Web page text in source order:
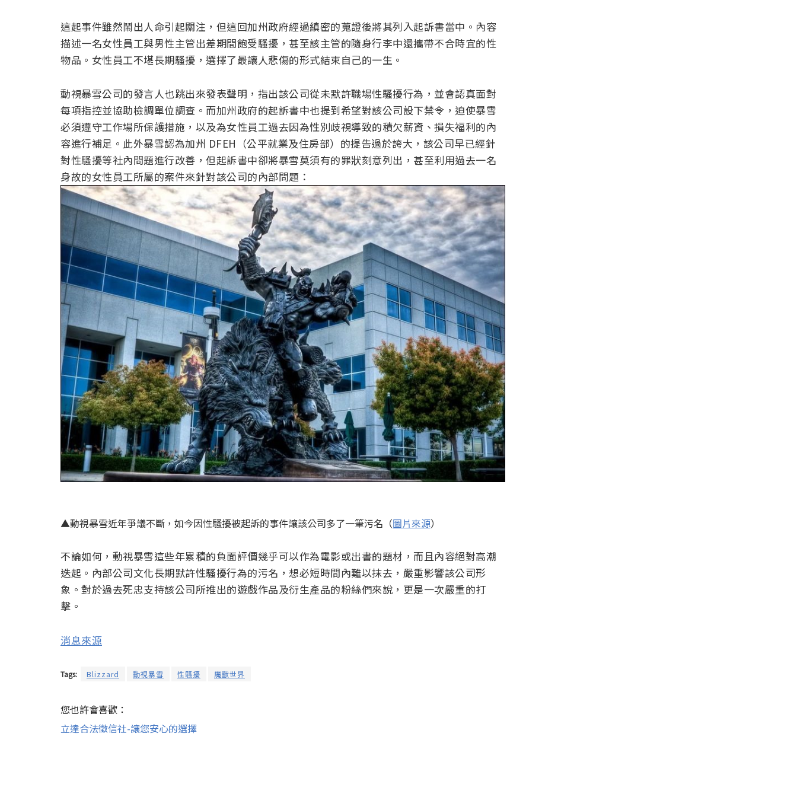
這起事件雖然鬧出人命引起關注，但這回加州政府經過縝密的蒐證後將其列入起訴書當中。內容
描述一名女性員工與男性主管出差期間飽受騷擾，甚至該主管的隨身行李中還攜帶不合時宜的性
物品。女性員工不堪長期騷擾，選擇了最讓人悲傷的形式結束自己的一生。
動視暴雪公司的發言人也跳出來發表聲明，指出該公司從未默許職場性騷擾行為，並會認真面對
每項指控並協助檢調單位調查。而加州政府的起訴書中也提到希望對該公司設下禁令，迫使暴雪
必須遵守工作場所保護措施，以及為女性員工過去因為性別歧視導致的積欠薪資、損失福利的內
容進行補足。此外暴雪認為加州 DFEH（公平就業及住房部）的提告過於誇大，該公司早已經針
對性騷擾等社內問題進行改善，但起訴書中卻將暴雪莫須有的罪狀刻意列出，甚至利用過去一名
身故的女性員工所屬的案件來針對該公司的內部問題：
▲動視暴雪近年爭議不斷，如今因性騷擾被起訴的事件讓該公司多了一筆污名（圖片來源）
不論如何，動視暴雪這些年累積的負面評價幾乎可以作為電影或出書的題材，而且內容絕對高潮
迭起。內部公司文化長期默許性騷擾行為的污名，想必短時間內難以抹去，嚴重影響該公司形
象。對於過去死忠支持該公司所推出的遊戲作品及衍生產品的粉絲們來說，更是一次嚴重的打
擊。
消息來源
Tags: Blizzard 動視暴雪 性騷擾 魔獸世界
您也許會喜歡：
立達合法徵信社-讓您安心的選擇